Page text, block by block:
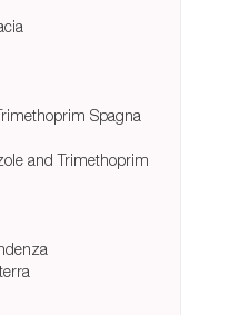
Spagna
and Trimethoprim